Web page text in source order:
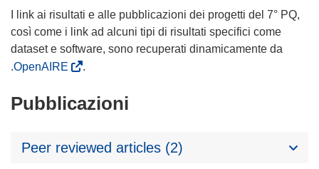
I link ai risultati e alle pubblicazioni dei progetti del 7° PQ,
così come i link ad alcuni tipi di risultati specifici come
dataset e software, sono recuperati dinamicamente da
.OpenAIRE
.
Pubblicazioni
Peer reviewed articles (2)